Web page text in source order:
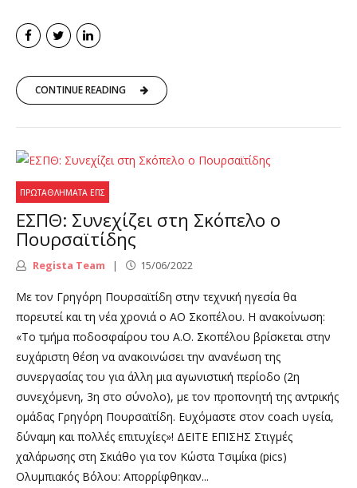
CONTINUE READING
ΠΡΩΤΑΘΛΉΜΑΤΑ ΕΠΣ
ΕΣΠΘ: Συνεχίζει στη Σκόπελο ο
Πουρσαϊτίδης
Regista Team 15/06/2022
Με τον Γρηγόρη Πουρσαϊτίδη στην τεχνική ηγεσία θα
πορευτεί και τη νέα χρονιά ο ΑΟ Σκοπέλου. Η ανακοίνωση:
«Το τμήμα ποδοσφαίρου του Α.Ο. Σκοπέλου βρίσκεται στην
ευχάριστη θέση να ανακοινώσει την ανανέωση της
συνεργασίας του για άλλη μια αγωνιστική περίοδο (2η
συνεχόμενη, 3η στο σύνολο), με τον προπονητή της αντρικής
ομάδας Γρηγόρη Πουρσαϊτίδη. Ευχόμαστε στον coach υγεία,
δύναμη και πολλές επιτυχίες»! ΔΕΙΤΕ ΕΠΙΣΗΣ Στιγμές
χαλάρωσης στη Σκιάθο για τον Κώστα Τσιμίκα (pics)
Ολυμπιακός Βόλου: Απορρίφθηκαν...